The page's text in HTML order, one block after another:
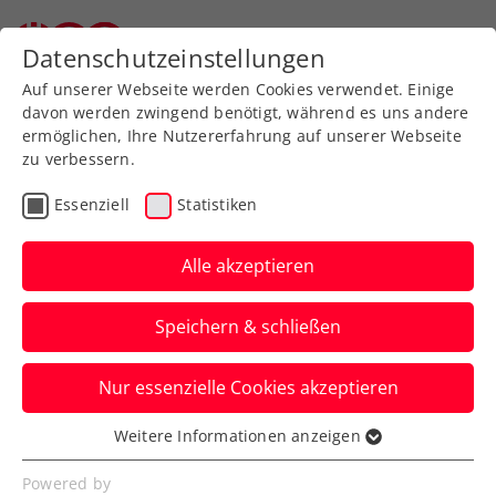
Zurück zur Newsübersicht
Turniere
ATP-Challenger Kigali:
Pichler kämpft um bisher
größten Doppeltitel
Das ÖTV-Ass steht in Ruanda das zweite
Mal auf dieser Turnierebene in einem
Doppelfinale.
Verfasst von: Manuel Wachta, 08.03.2024
Datenschutzeinstellungen
Auf unserer Webseite werden Cookies verwendet. Einige
davon werden zwingend benötigt, während es uns andere
ermöglichen, Ihre Nutzererfahrung auf unserer Webseite
zu verbessern.
Essenziell Statistiken
Alle akzeptieren
Speichern & schließen
Nur essenzielle Cookies akzeptieren
Essenziell
Essenzielle Cookies werden für grundlegende
Weitere Informationen anzeigen
Powered by